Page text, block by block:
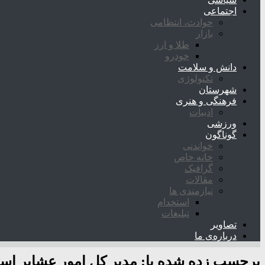
اجتماعی
حوادث، انتظامی
بازار
طلا و ارز
خودرو
دانش و سلامت
تکنولوژی
شهرستان
فرهنگی و هنری
ادبیات
ورزشی
گوناگون
خواندنی
خانه خاص
گرافیک
مقالات
نیازمندی ها
استخدام
تبلیغات
تصاویر
درباره‌ی ما
برچسب زده شده با: مدیر کل امور عشایر